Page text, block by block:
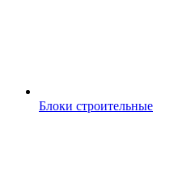
Блоки строительные